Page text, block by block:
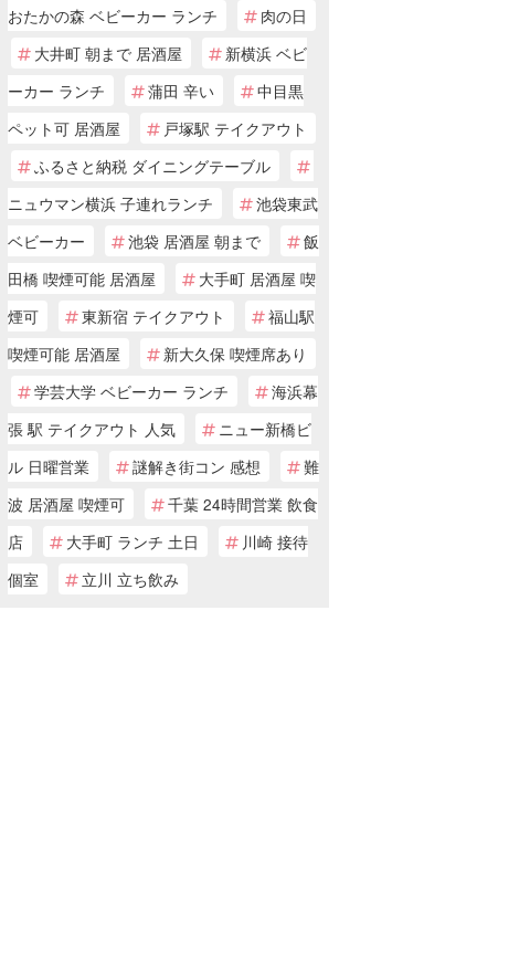
おたかの森 ベビーカー ランチ
肉の日
大井町 朝まで 居酒屋
新横浜 ベビ
ーカー ランチ
蒲田 辛い
中目黒
ペット可 居酒屋
戸塚駅 テイクアウト
ふるさと納税 ダイニングテーブル
ニュウマン横浜 子連れランチ
池袋東武
ベビーカー
池袋 居酒屋 朝まで
飯
田橋 喫煙可能 居酒屋
大手町 居酒屋 喫
煙可
東新宿 テイクアウト
福山駅
喫煙可能 居酒屋
新大久保 喫煙席あり
学芸大学 ベビーカー ランチ
海浜幕
張 駅 テイクアウト 人気
ニュー新橋ビ
ル 日曜営業
謎解き街コン 感想
難
波 居酒屋 喫煙可
千葉 24時間営業 飲食
店
大手町 ランチ 土日
川崎 接待
個室
立川 立ち飲み